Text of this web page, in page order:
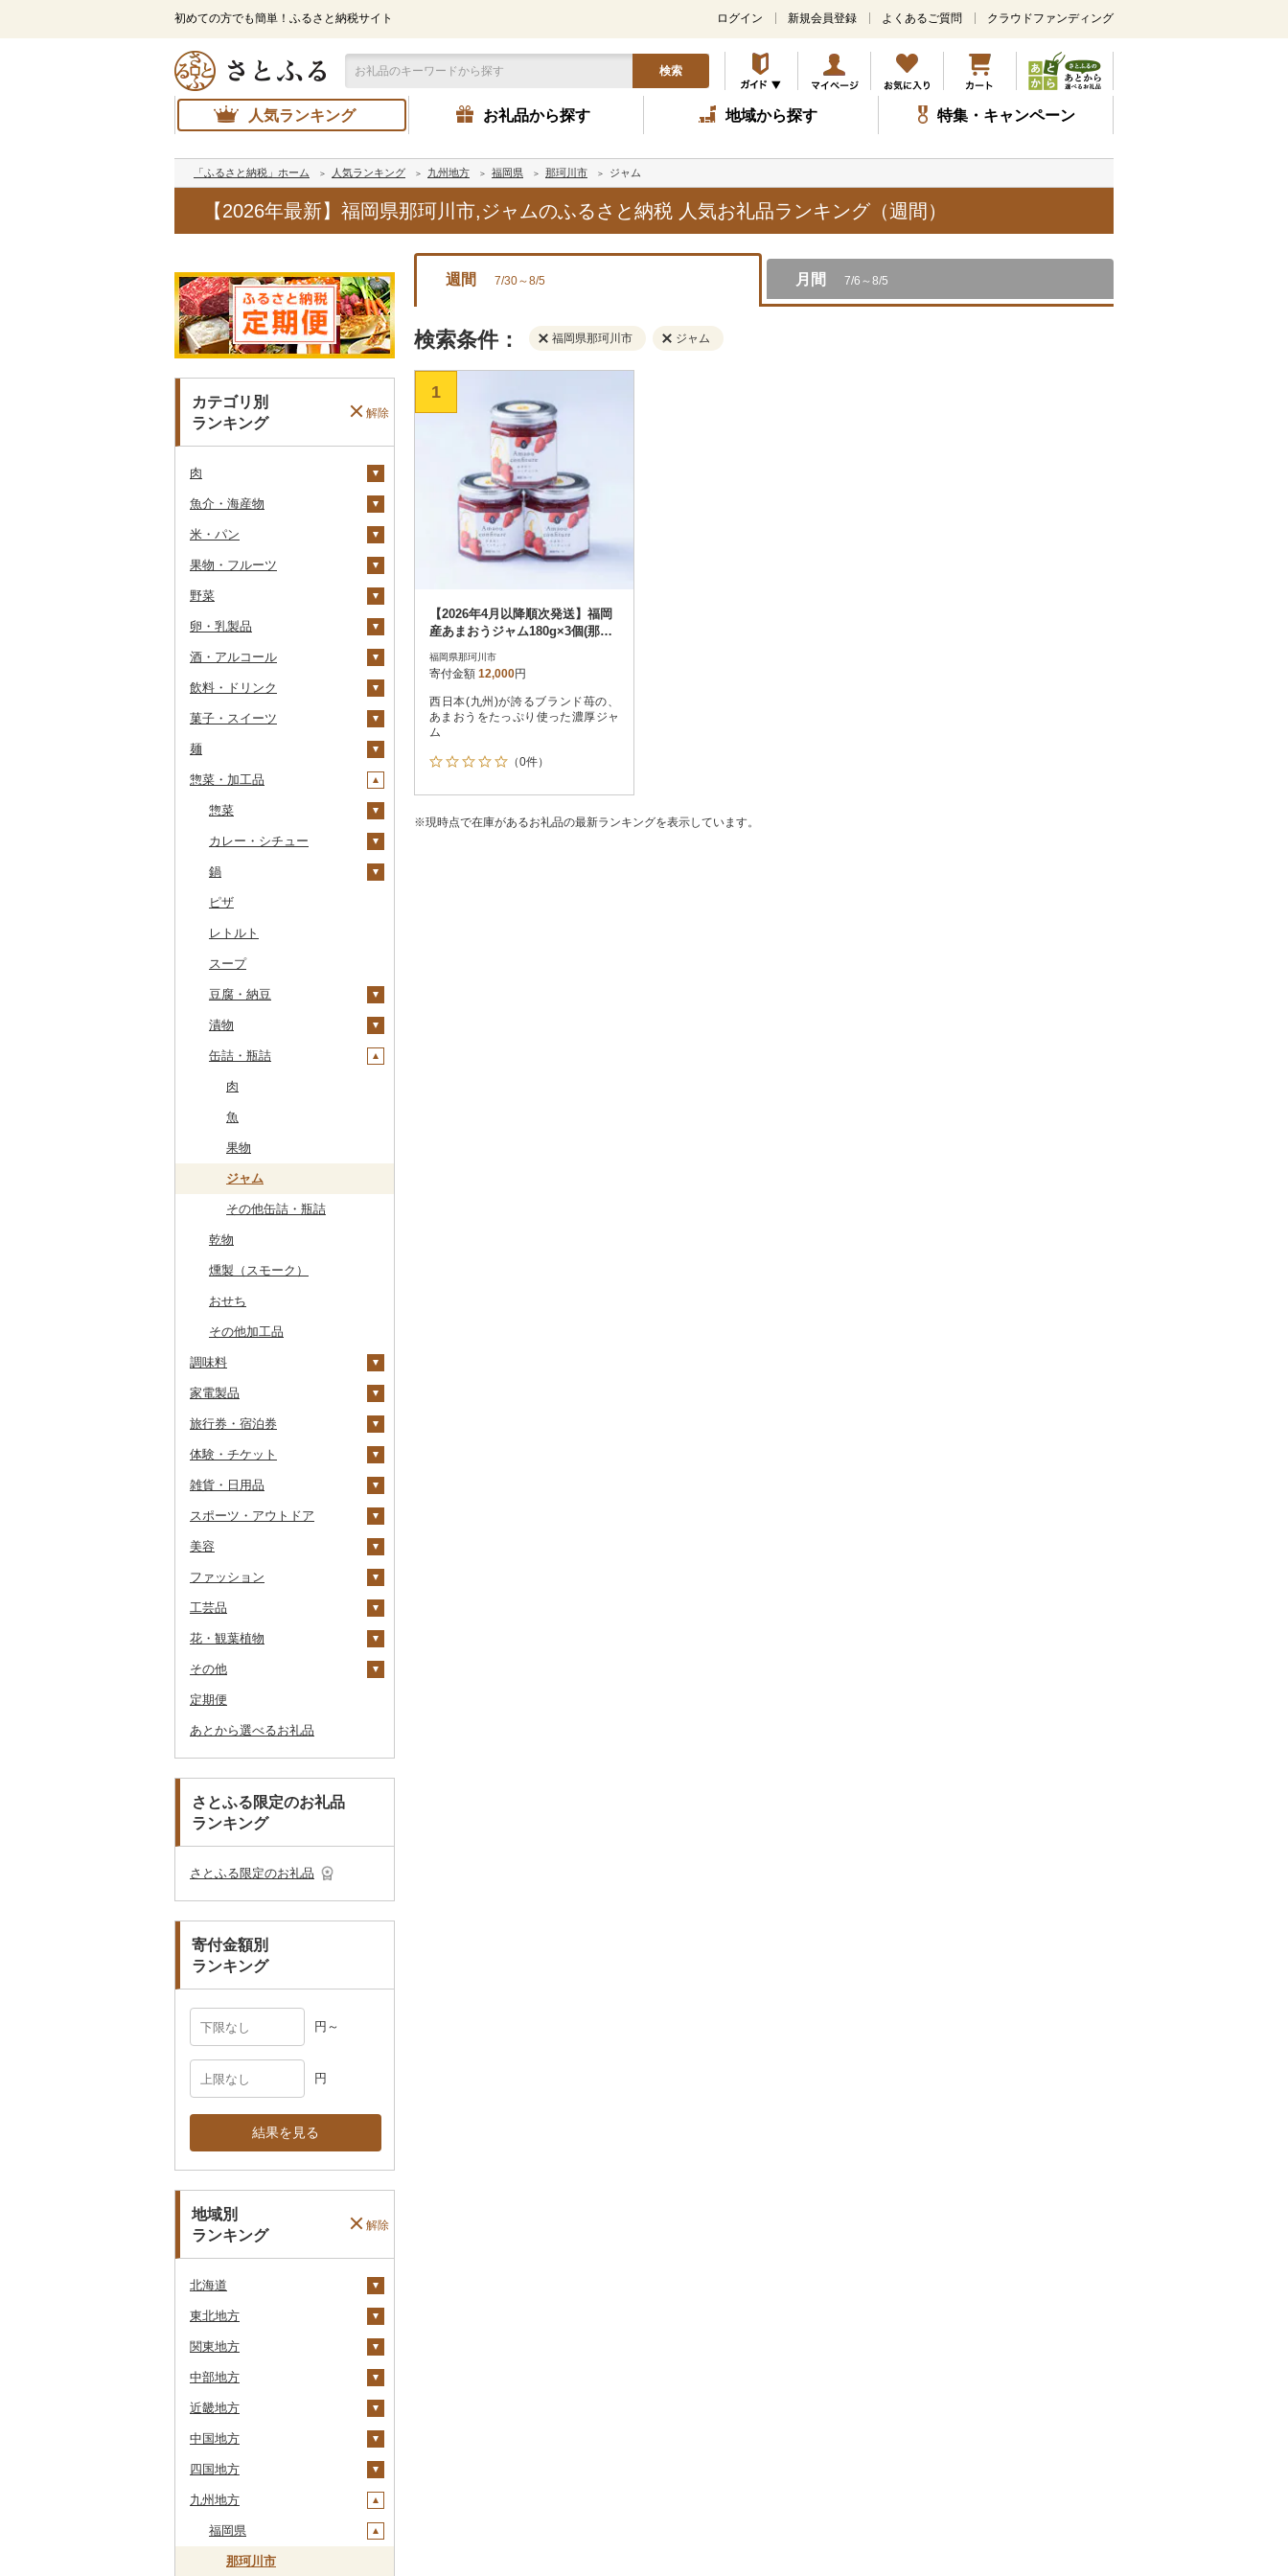
初めての方でも簡単！ふるさと納税サイト
メ
ン
コ
ン
テ
ツ
キ
ッ
プ
ログイン 新規会員登録 よくあるご質問 クラウドファンディング
検索
人気ランキング お礼品から探す 地域から探す 特集・キャンペーン
「ふるさと納税」ホーム 人気ランキング 九州地方 福岡県 那珂川市 ジャム
【2026年最新】福岡県那珂川市,ジャムのふるさと納税 人気お礼品ランキング（週間）
カテゴリ別
ランキング
解除
肉
牛肉（精肉）
ステーキ
すき焼き
焼肉
牛タン
和牛
黒毛和牛
仙台牛
米沢牛
山形牛
上州牛
飛騨牛
近江牛
神戸牛・神戸ビーフ
但馬牛
土佐あかうし
佐賀牛
長崎和牛
あか牛
宮崎牛
その他牛肉（精肉）
牛肉（加工品）
ハンバーグ
ローストビーフ
ビーフジャーキー
その他牛肉（加工品）
豚肉（精肉）
すき焼き
しゃぶしゃぶ
焼肉
アグー豚
豚肉（加工品）
ハンバーグ
もつ鍋
ハム
ソーセージ・ウインナ
鶏肉
鶏肉（精肉）
ハム・ソーセージ
唐揚げ
水炊き
地鶏
赤鶏さつま
鹿肉
馬肉
羊肉・ラム肉（ジンギス
魚介・海産物
カニ
ズワイガニ
毛ガニ
かにしゃぶ
その他カニ
エビ
ボタンエビ
伊勢海老
その他エビ
いくら
うに
明太子・たらこ
明太子
たらこ
その他魚卵
数の子
キャビア
その他魚卵
貝
鮑（アワビ）
牡蠣（カキ）
あさり
サザエ
はまぐり
その他貝
鮮魚
鮭・サーモン
マグロ
カツオ
金目鯛
クエ
くじら
サバ
さんま
鯛
のどぐろ
ふぐ
ブリ
ほっけ
その他鮮魚
イカ・タコ
イカ
海苔・海藻
わかめ
ひじき
その他海苔・海藻
干物
ししゃも
その他干物
その他魚介・加工品
しらす・ちりめん
かまぼこ・練り製品
その他魚介・加工品
米・パン
米
無洗米
玄米
金芽米
ゆめぴりか
コシヒカリ
はえぬき
さがびより
ひとめぼれ
ミルキークィーン
ななつぼし
その他米
雑穀
餅
その他穀物加工品
パン
果物・フルーツ
ぶどう・マスカット
巨峰
ナガノパープル
ピオーネ
デラウェア
その他ぶどう・マスカ
いちご
りんご
もも
メロン
梨
和梨
洋梨・ラフランス
マンゴー
みかん・柑橘
レモン
不知火・デコポン
せとか
文旦
まどんな
ポンカン
その他柑橘
すいか
キウイ
柿（カキ）
ドライフルーツ
干し柿
干し芋
その他ドライフルーツ
その他果物
びわ
ブルーベリー
パイナップル
栗
その他果物
野菜
いも
じゃがいも
さつまいも
その他いも
トマト
フルーツトマト
ミニトマト
玉ねぎ
ねぎ
根菜
人参
大根
レンコン
にんにく・生姜
その他根菜
アスパラガス
豆
きのこ
しいたけ
松茸
その他きのこ
その他野菜
山菜
かぼちゃ
茄子
レタス
その他野菜
卵・乳製品
卵
チーズ
ヨーグルト
バター
その他乳製品
酒・アルコール
ビール・発泡酒
ビール
地ビール・クラフトビ
日本酒
純米吟醸
大吟醸
吟醸
芋焼酎
麦焼酎
米焼酎
その他焼酎
梅酒
泡盛
ワイン
赤ワイン
シャンパン・スパーク
ウイスキー
リキュール・洋酒
甘酒
ノンアルコール
その他酒
飲料・ドリンク
水・ミネラルウォーター
飲料
コーヒー豆
粉
茶
飲料
茶葉・ティーバッグ
足柄茶
知覧茶
八女茶
その他茶
果汁飲料
りんごジュース
紅茶
茶葉・ティーバッグ
その他飲料・ジュース
野菜ジュース
炭酸飲料
豆乳
その他飲料・ジュース
菓子・スイーツ
クッキー
焼き菓子
プリン
ゼリー
チョコレート
カステラ
アイス・ジェラート
その他洋菓子
煎餅・おかき
羊羹
饅頭
大福
その他和菓子
麺
ラーメン
うどん
そば
パスタ
ひやむぎ
そうめん
その他麺
惣菜・加工品
惣菜
餃子
コロッケ
その他惣菜
カレー・シチュー
シチュー
鍋
肉
魚
その他鍋
ピザ
レトルト
スープ
豆腐・納豆
豆腐
納豆
漬物
梅干
キムチ
その他漬物
缶詰・瓶詰
肉
魚
果物
ジャム
その他缶詰・瓶詰
乾物
燻製（スモーク）
おせち
その他加工品
調味料
砂糖
塩
醤油
味噌
酢
だし
食用油
オリーブオイル
ごま油
はちみつ
ドレッシング
その他調味料
ケチャップ
こしょう
その他調味料
家電製品
季節・空調家電
キッチン家電
照明器具
パソコン・周辺機器
TV・オーディオ・カメラ
美容・健康家電
カー用品
時計
その他家電
旅行券・宿泊券
旅行券
JTBふるさと旅行クー
その他旅行券
宿泊券
体験・チケット
PayPay商品券
食事券
温泉・サウナ・スパ利用
券
GDOふるさとゴルフ
プレークーポン
その他のゴルフプレー
花火大会チケット
カタログギフト
雑貨・日用品
家具・インテリア
机・テーブル
その他家具・インテリ
寝具
布団
毛布
タオルケット
タオル
その他タオル
文房具・印鑑
ボールペン
ノート・ファイル
その他文房具
食器
グラス・カップ
箸
スプーン・フォーク・
ナイフ
皿・椀
その他食器
キッチン用品
フライパン
鍋
まな板
土鍋
日用品
洗剤
トイレットペーパー
ティッシュ
その他日用品
楽器・器材
本・CD・DVD
おもちゃ・ぬいぐるみ
ご当地キャラクター
ペット用品
その他雑貨
スポーツ・アウトドア
ゴルフ
ゴルフボール
ゴルフウェア
その他ゴルフ
釣り
サイクリング
アウトドア・キャンプ
その他スポーツ
その他スポーツ
美容
スキンケア
洗顔
その他スキンケア
シャンプー・リンス
石鹸・ボディーソープ
入浴剤
アロマ
プロテイン
その他美容
ファッション
鞄・バッグ
トートバッグ・ショル
ツケース
その他鞄・バッグ
洋服
女性・レディース
子供・ベビー
その他洋服
和服
靴・履物
靴・シューズ
スリッパ・下駄・草履
その他靴・履物
アクセサリー
ペンダント・ネックレ
ス
ピアス・イヤリング
その他アクセサリー
その他服飾小物
ショール・ストール
マフラー・手袋
工芸品
織物
本場奄美大島紬
陶器・漆器
唐津焼
備前焼
美濃焼
村上木彫堆朱
その他装飾品・工芸品
数珠
工芸品
播州そろばん
美濃和紙
花・観葉植物
観葉植物・苗木
花
胡蝶蘭
造花・プリザーブドフ
ラワー
その他花
盆栽・その他
その他
地域サービス
その他
定期便
あとから選べるお礼品
さとふる限定のお礼品
ランキング
さとふる限定のお礼品
寄付金額別
ランキング
円～
円
結果を見る
地域別
ランキング
解除
北海道
安平町
八雲町
鹿部町
江差町
白老町
せたな町
旭川市
森町
稚内市
東北地方
青森県
十和田市
大鰐町
南部町
五戸町
藤崎町
六ヶ所村
東北町
岩手県
宮古市
軽米町
岩手町
矢巾町
釜石市
野田村
宮城県
柴田町
色麻町
丸森町
大衡村
加美町
秋田県
大潟村
横手市
能代市
小坂町
山形県
村山市
尾花沢市
上山市
福島県
天栄村
広野町
関東地方
茨城県
土浦市
取手市
つくば市
稲敷市
潮来市
五霞町
栃木県
那須塩原市
市貝町
塩谷町
上三川町
佐野市
群馬県
榛東村
下仁田町
玉村町
安中市
埼玉県
春日部市
蕨市
戸田市
千葉県
勝浦市
袖ケ浦市
東京都
八王子市
神奈川県
中部地方
新潟県
十日町市
弥彦村
阿賀町
出雲崎町
魚沼市
富山県
射水市
氷見市
朝日町
高岡市
石川県
羽咋市
七尾市
白山市
福井県
美浜町
小浜市
山梨県
富士吉田市
長野県
近畿地方
三重県
鈴鹿市
伊賀市
木曽岬町
多気町
滋賀県
長浜市
高島市
草津市
京都府
宮津市
伊根町
大阪府
茨木市
兵庫県
中国地方
鳥取県
鳥取県（県庁）
米子市
大山町
島根県
雲南市
海士町
岡山県
津山市
広島県
四国地方
徳島県
阿波市
牟岐町
香川県
高松市
愛媛県
九州地方
福岡県
那珂川市
週間 7/30～8/5 月間 7/6～8/5
検索条件： 福岡県那珂川市 ジャム
1
【2026年4月以降順次発送】福岡
産あまおうジャム180g×3個(那珂
福岡県那珂川市
寄付金額 12,000円
西日本(九州)が誇るブランド苺の、
あまおうをたっぷり使った濃厚ジャ
ム
（0件）
※現時点で在庫があるお礼品の最新ランキングを表示しています。